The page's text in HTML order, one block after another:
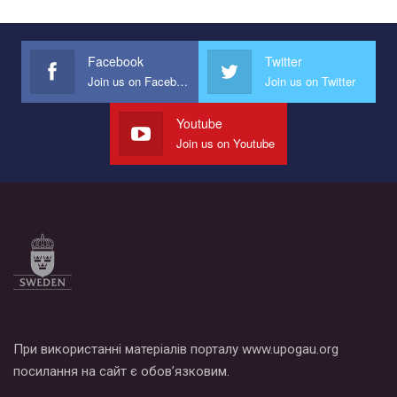
представляющий программу развития организации.
Мы просим вас поддержать нас и помочь нам реализовать
наш план по борьбе с насилием и дискриминацией на почве
СОГИ в Украине.
Все, что вам нужно сделать - это зайти на наш канал YouTube
по этой ссылке и поставить лайк под видео.
Facebook
Join us on Facebook
Twitter
Join us on Twitter
Youtube
Join us on Youtube
При використанні матеріалів порталу www.upogau.org
посилання на сайт є обов’язковим.